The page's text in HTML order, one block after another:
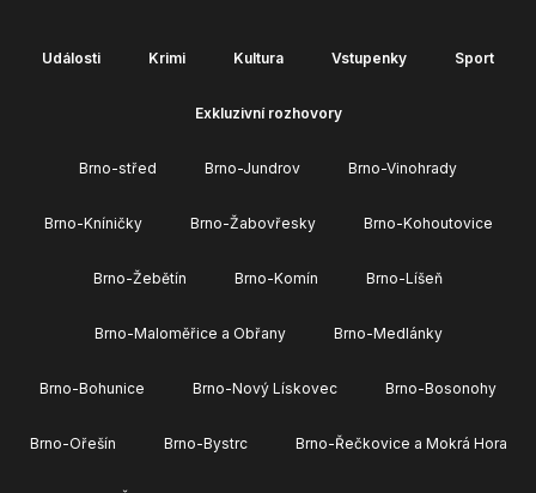
Události Krimi Kultura Vstupenky Sport
Exkluzivní rozhovory
Brno-střed Brno-Jundrov Brno-Vinohrady
Brno-Kníničky Brno-Žabovřesky Brno-Kohoutovice
Brno-Žebětín Brno-Komín Brno-Líšeň
Brno-Maloměřice a Obřany Brno-Medlánky
Brno-Bohunice Brno-Nový Lískovec Brno-Bosonohy
Brno-Ořešín Brno-Bystrc Brno-Řečkovice a Mokrá Hora